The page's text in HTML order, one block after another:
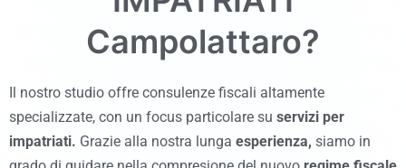
Campolattaro?
Il nostro studio offre consulenze fiscali altamente
specializzate, con un focus particolare su servizi per
impatriati. Grazie alla nostra lunga esperienza, siamo in